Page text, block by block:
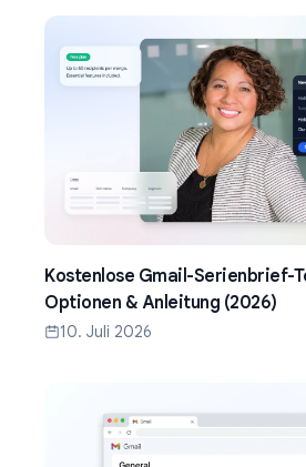
Kostenlose Gmail-Serienbrief-
Optionen & Anleitung (2026)
10. Juli 2026